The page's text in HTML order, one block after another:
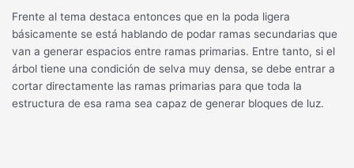
Frente al tema destaca entonces que en la poda ligera
básicamente se está hablando de podar ramas secundarias que
van a generar espacios entre ramas primarias. Entre tanto, si el
árbol tiene una condición de selva muy densa, se debe entrar a
cortar directamente las ramas primarias para que toda la
estructura de esa rama sea capaz de generar bloques de luz.